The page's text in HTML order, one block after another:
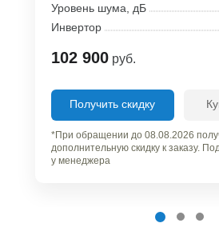
Уровень шума, дБ
Инвертор
102 900 руб.
Получить скидку
*При обращении до 08.08.2026
дополнительную скидку к заказу.
у менеджера